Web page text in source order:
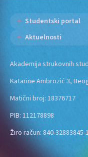
Studentski portal
Aktuelnosti
Akademija strukovnih
Katarine Ambrozić 3,
Matični broj: 18376717
PIB: 112178898
Žiro račun: 840-32883845-